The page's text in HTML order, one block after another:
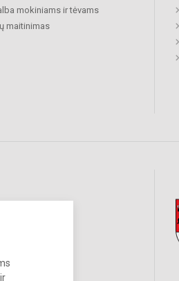
mokiniams ir tėvams
maitinimas